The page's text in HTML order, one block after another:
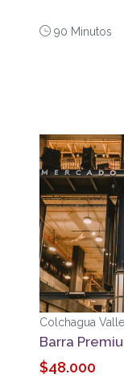
90 Minutos
Colchagua
Barra
$48.000